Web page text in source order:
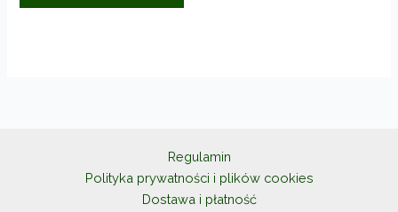
Regulamin
Polityka prywatności i plików cookies
Dostawa i płatność